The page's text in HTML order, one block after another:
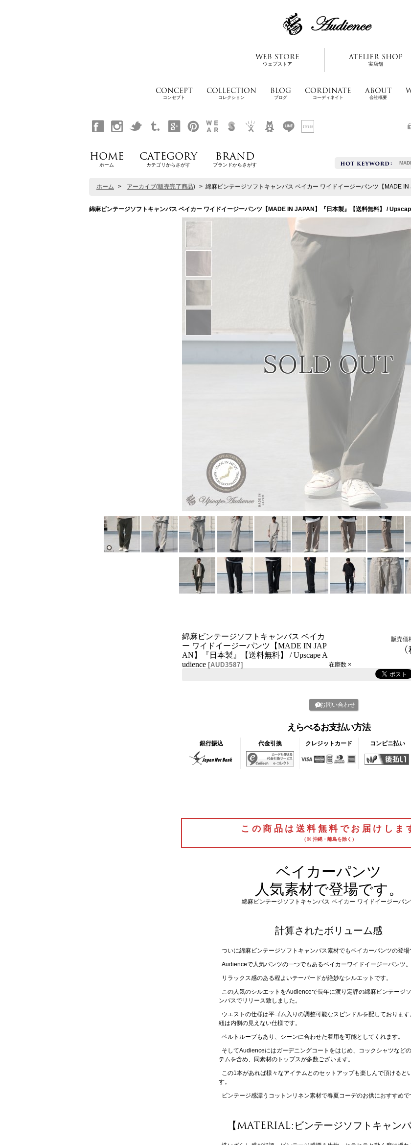
WEB STORE
ウェブストア
ATELIER SHOP
実店舗
CONCEPT
コンセプト
COLLECTION
コレクション
BLOG
ブログ
CORDINATE
コーディネイト
ABOUT
会社概要
HOME
ホーム
CATEGORY
カテゴリからさがす
BRAND
ブランドからさがす
ホーム > アーカイブ(販売完了商品) > 綿麻ビンテージソフトキャンバス ベイカー ワイドイージーパンツ【MADE
綿麻ビンテージソフトキャンバス ベイカー ワイドイージーパンツ【MADE IN JAPAN】『日本製』【送料無料】 /
綿麻ビンテージソフトキャンバス ベイカ
ー ワイドイージーパンツ【MADE IN JAP
AN】『日本製』【送料無料】 / Upscape A
udience [AUD3587]
販売価
(
在庫数 ×
お問い合わせ
えらべるお支払い方法
銀行振込 代金引換 クレジットカード コンビニ払い
この商品は送料無料でお届けしま
（※ 沖縄・離島を除く）
ベイカーパンツ
人気素材で登場です。
綿麻ビンテージソフトキャンバス ベイカー ワイドイージーパ
計算されたボリューム感
ついに綿麻ビンテージソフトキャンバス素材でもベイカーパンツの登場
Audienceで人気パンツの一つでもあるベイカーワイドイージーパンツ。
リラックス感のある程よいテーパードが絶妙なシルエットです。
この人気のシルエットをAudienceで長年に渡り定評の綿麻ビンテージ
ンバスでリリース致しました。
ウエストの仕様は平ゴム入りの調整可能なスピンドルを配しております
紐は内側の見えない仕様です。
ベルトループもあり、シーンに合わせた着用を可能としてくれます。
そしてAudienceにはガーデニングコートをはじめ、コックシャツなど
テムを含め、同素材のトップスが多数ございます。
この1本があれば様々なアイテムとのセットアップも楽しんで頂けると
す。
ビンテージ感漂うコットンリネン素材で春夏コーデのお供におすすめで
【MATERIAL:ビンテージソフトキャンバ